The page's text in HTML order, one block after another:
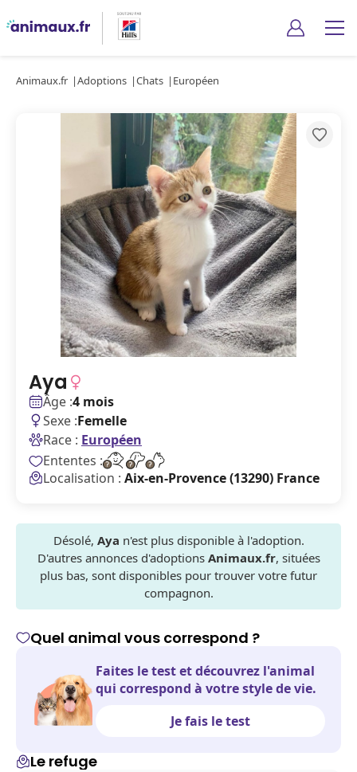
Animaux.fr Adoptions Chats Européen
Aya
Âge :4 mois
Sexe :Femelle
Race : Européen
Ententes :
Localisation : Aix-en-Provence (13290) France
Désolé, Aya n'est plus disponible à l'adoption.
D'autres annonces d'adoptions Animaux.fr, situées
plus bas, sont disponibles pour trouver votre futur
compagnon.
Quel animal vous correspond ?
Faites le test et découvrez l'animal
qui correspond à votre style de vie.
Je fais le test
Le refuge